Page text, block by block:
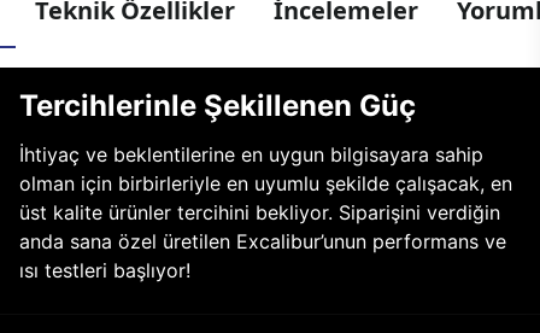
Teknik Özellikler İncelemeler
Tercihlerinle Şekillenen Güç
İhtiyaç ve beklentilerine en uygun bilgisayara sahip
olman için birbirleriyle en uyumlu şekilde çalışacak, en
üst kalite ürünler tercihini bekliyor. Siparişini verdiğin
anda sana özel üretilen Excalibur’unun performans ve
ısı testleri başlıyor!